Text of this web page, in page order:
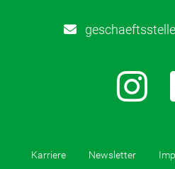
Karriere Newsletter